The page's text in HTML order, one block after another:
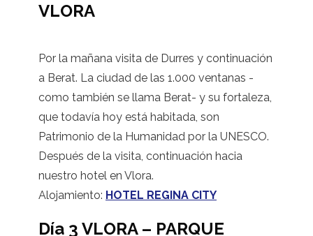
VLORA
Por la mañana visita de Durres y continuación
a Berat. La ciudad de las 1.000 ventanas -
como también se llama Berat- y su fortaleza,
que todavía hoy está habitada, son
Patrimonio de la Humanidad por la UNESCO.
Después de la visita, continuación hacia
nuestro hotel en Vlora.
Alojamiento: HOTEL REGINA CITY
Día 3 VLORA – PARQUE